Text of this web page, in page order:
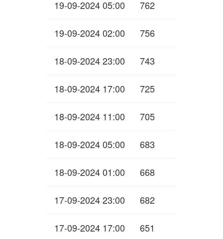
19-09-2024 05:00 762
19-09-2024 02:00 756
18-09-2024 23:00 743
18-09-2024 17:00 725
18-09-2024 11:00 705
18-09-2024 05:00 683
18-09-2024 01:00 668
17-09-2024 23:00 682
17-09-2024 17:00 651